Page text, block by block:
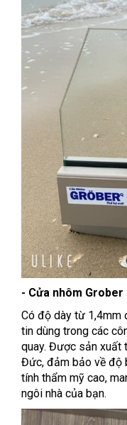
- Cửa nhôm Grober
Có độ dày từ 1,4mm
tin dùng trong các
quay. Được sản xuất
Đức, đảm bảo về độ
tính thẩm mỹ cao,
ngôi nhà của bạn.